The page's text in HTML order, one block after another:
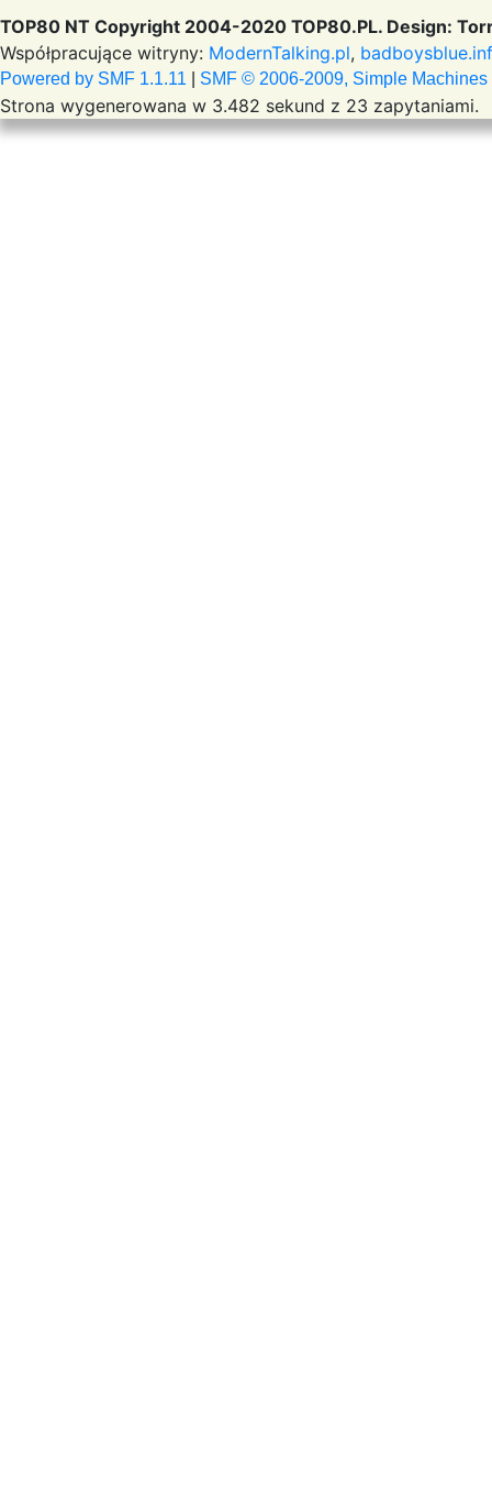
TOP80 NT Copyright 2004-2020 TOP80.PL. Design:
Współpracujące witryny: ModernTalking.pl,
Powered by SMF 1.1.11 SMF © 2006-2009, Simple Machines
Strona wygenerowana w 3.482 sekund z 23 zapytaniami.